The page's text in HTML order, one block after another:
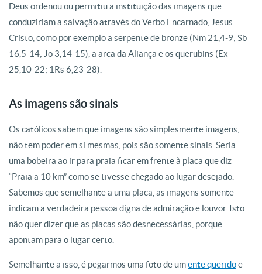
Deus ordenou ou permitiu a instituição das imagens que
conduziriam a salvação através do Verbo Encarnado, Jesus
Cristo, como por exemplo a serpente de bronze (Nm 21,4-9; Sb
16,5-14; Jo 3,14-15), a arca da Aliança e os querubins (Ex
25,10-22; 1Rs 6,23-28).
As imagens são sinais
Os católicos sabem que imagens são simplesmente imagens,
não tem poder em si mesmas, pois são somente sinais. Seria
uma bobeira ao ir para praia ficar em frente à placa que diz
“Praia a 10 km” como se tivesse chegado ao lugar desejado.
Sabemos que semelhante a uma placa, as imagens somente
indicam a verdadeira pessoa digna de admiração e louvor. Isto
não quer dizer que as placas são desnecessárias, porque
apontam para o lugar certo.
Semelhante a isso, é pegarmos uma foto de umente queridoe